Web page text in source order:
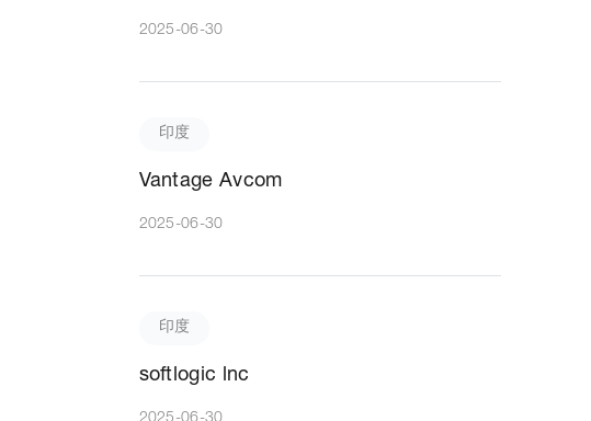
2025-06-30
印度
Vantage Avcom
2025-06-30
印度
softlogic lnc